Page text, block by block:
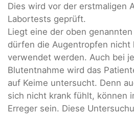
Dies wird vor der erstmaligen
Labortests geprüft.
Liegt eine der oben
dürfen die Augentropfen nicht
verwendet werden. Auch bei
Blutentnahme wird das
auf Keime untersucht. Denn
sich nicht krank fühlt, können
Erreger sein. Diese